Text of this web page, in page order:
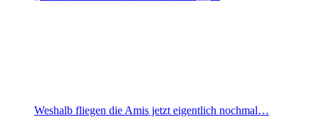
Weshalb fliegen die Amis jetzt eigentlich nochmal…